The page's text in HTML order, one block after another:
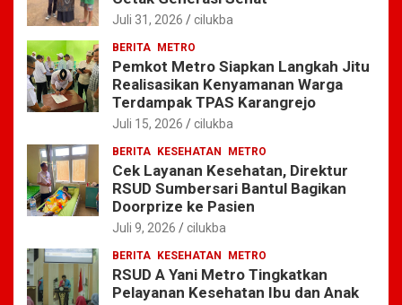
Juli 31, 2026 cilukba
BERITA METRO
Pemkot Metro Siapkan Langkah Jitu
Realisasikan Kenyamanan Warga
Terdampak TPAS Karangrejo
Juli 15, 2026 cilukba
BERITA KESEHATAN METRO
Cek Layanan Kesehatan, Direktur
RSUD Sumbersari Bantul Bagikan
Doorprize ke Pasien
Juli 9, 2026 cilukba
BERITA KESEHATAN METRO
RSUD A Yani Metro Tingkatkan
Pelayanan Kesehatan Ibu dan Anak